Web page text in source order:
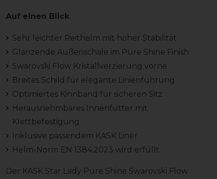
Auf einen Blick
Sehr leichter Reithelm mit hoher Stabilität
Glänzende Außenschale im Pure Shine Finish
Swarovski Flow Kristallverzierung vorne
Breites Schild für elegante Linienführung
Optimiertes Kinnband für sicheren Sitz
Herausnehmbares Innenfutter mit
Klettbefestigung
Inklusive passendem KASK Liner
Helm-Norm EN 1384:2023 wird erfüllt
Der KASK Star Lady Pure Shine Swarovski Flow